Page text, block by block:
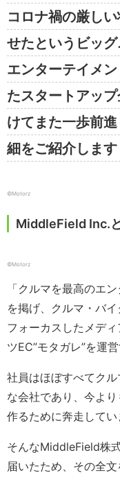
コロナ禍の厳し
せたというビッ
エンターテイメ
たスタートアッ
けてまた一歩前
細をご紹介します
©Motorz
MiddleField Inc.
©︎Motorz
「クルマを最高のエ
を掲げ、クルマ・バ
フォーカスしたメデ
ツEC”モタガレ”を運
社員はほぼすべてク
な会社であり、今よ
作るために奔走してい
そんなMiddleField株
届いたため、その全文